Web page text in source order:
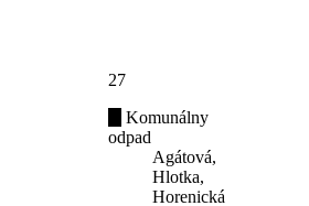
27
Komunálny
odpad
Agátová,
Hlotka,
Horenická